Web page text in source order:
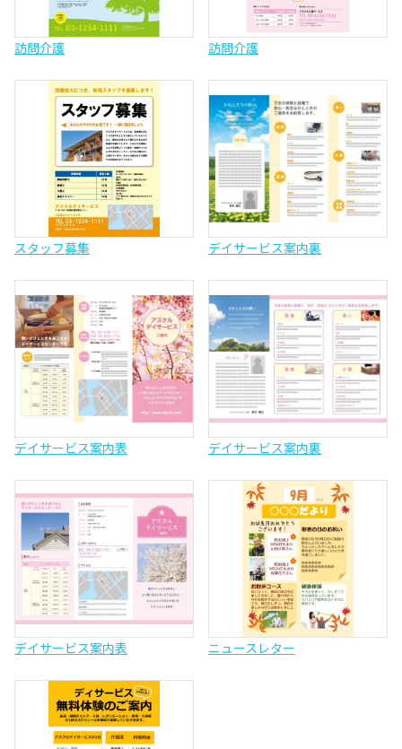
訪問介護 訪問介護
スタッフ募集 デイサービス案内裏
デイサービス案内表 デイサービス案内裏
デイサービス案内表 ニュースレター